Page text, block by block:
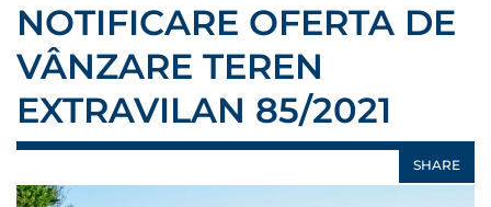
NOTIFICARE OFERTA DE
VÂNZARE TEREN
EXTRAVILAN 85/2021
SHARE